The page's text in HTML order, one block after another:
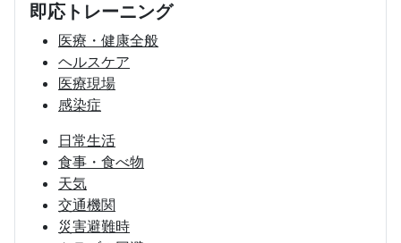
即応トレーニング
医療・健康全般
ヘルスケア
医療現場
感染症
日常生活
食事・食べ物
天気
交通機関
災害避難時